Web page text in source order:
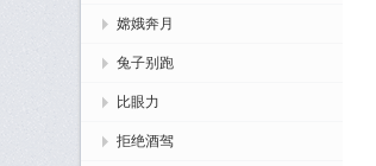
嫦娥奔月
兔子别跑
比眼力
拒绝酒驾